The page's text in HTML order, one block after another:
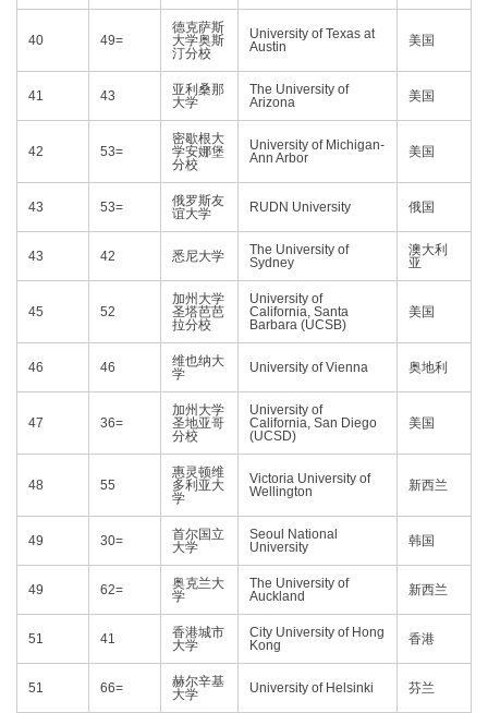
40 49=
德克萨斯
大学奥斯
汀分校
University of Texas at
Austin
美国
41 43
亚利桑那
大学
The University of
Arizona
美国
42 53=
密歇根大
学安娜堡
分校
University of Michigan-
Ann Arbor
美国
43 53=
俄罗斯友
谊大学
RUDN University 俄国
43 42 悉尼大学
The University of
Sydney
澳大利
亚
45 52
加州大学
圣塔芭芭
拉分校
University of
California, Santa
Barbara (UCSB)
美国
46 46
维也纳大
学
University of Vienna 奥地利
47 36=
加州大学
圣地亚哥
分校
University of
California, San Diego
(UCSD)
美国
48 55
惠灵顿维
多利亚大
学
Victoria University of
Wellington
新西兰
49 30=
首尔国立
大学
Seoul National
University
韩国
49 62=
奥克兰大
学
The University of
Auckland
新西兰
51 41
香港城市
大学
City University of Hong
Kong
香港
51 66=
赫尔辛基
大学
University of Helsinki 芬兰